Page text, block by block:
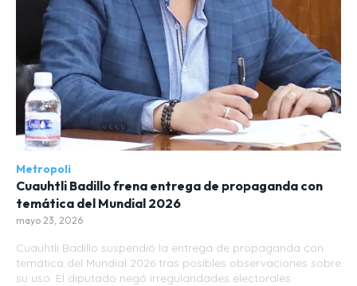
Metropoli
Cuauhtli Badillo frena entrega de propaganda con
temática del Mundial 2026
mayo 23, 2026
Cuauhtli Badillo suspendió la entrega de propaganda con
temática del Mundial 2026 tras posibles observaciones sobre
su uso. El diputado negó irregularidades electorales.